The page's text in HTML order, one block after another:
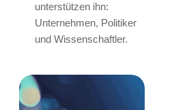
unterstützen ihn:
Unternehmen, Politiker
und Wissenschaftler.